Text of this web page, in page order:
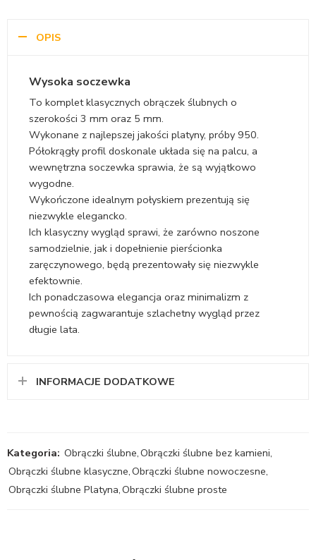
OPIS
Wysoka soczewka
To komplet klasycznych obrączek ślubnych o
szerokości 3 mm oraz 5 mm.
Wykonane z najlepszej jakości platyny, próby 950.
Półokrągły profil doskonale układa się na palcu, a
wewnętrzna soczewka sprawia, że są wyjątkowo
wygodne.
Wykończone idealnym połyskiem prezentują się
niezwykle elegancko.
Ich klasyczny wygląd sprawi, że zarówno noszone
samodzielnie, jak i dopełnienie pierścionka
zaręczynowego, będą prezentowały się niezwykle
efektownie.
Ich ponadczasowa elegancja oraz minimalizm z
pewnością zagwarantuje szlachetny wygląd przez
długie lata.
INFORMACJE DODATKOWE
Kategoria: Obrączki ślubne,Obrączki ślubne bez kamieni,
Obrączki ślubne klasyczne,Obrączki ślubne nowoczesne,
Obrączki ślubne Platyna,Obrączki ślubne proste